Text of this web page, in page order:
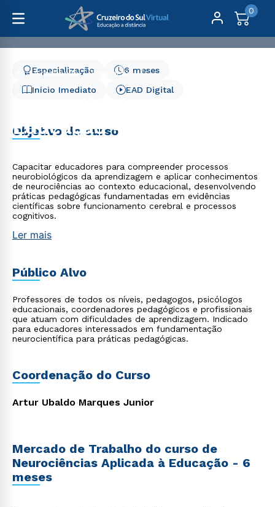
0
Pós-Graduação
Educação
Neurociências Aplicada à Educação - 6 meses
Educação - 6 meses
Início Imediato
6 meses
Especialização
EAD Digital
Objetivo do curso
Capacitar educadores para compreender processos
neurobiológicos da aprendizagem e aplicar conhecimentos
de neurociências ao contexto educacional, desenvolvendo
práticas pedagógicas fundamentadas em evidências
científicas sobre funcionamento cerebral e processos
cognitivos.
Ler mais
Público Alvo
Professores de todos os níveis, pedagogos, psicólogos
educacionais, coordenadores pedagógicos e profissionais
que atuam com dificuldades de aprendizagem. Indicado
para educadores interessados em fundamentação
neurocientífica para práticas pedagógicas.
Coordenação do Curso
Artur Ubaldo Marques Junior
Mercado de Trabalho do curso de
Neurociências Aplicada à Educação - 6
meses